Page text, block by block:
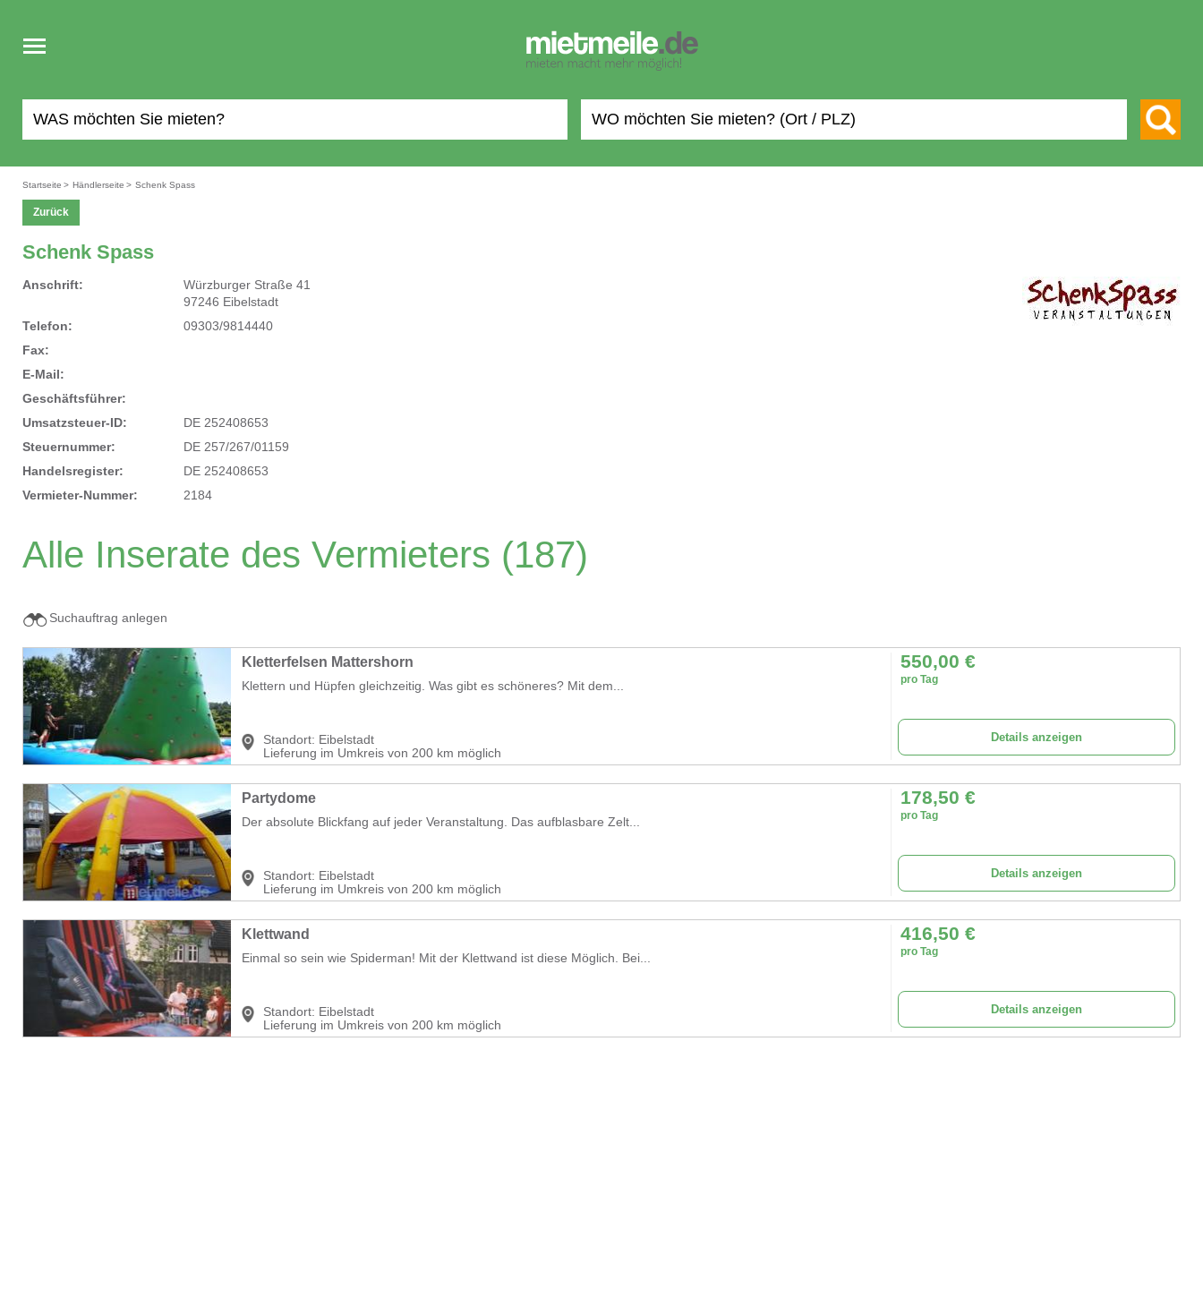
Toggle
navigation
Startseite > Händlerseite > Schenk Spass
Zurück
Schenk Spass
Anschrift:
Würzburger Straße 41
97246 Eibelstadt
Telefon:
0444189/30390
Fax:
E-Mail:
Geschäftsführer:
Umsatzsteuer-ID:
DE 252408653
Steuernummer:
95110/762/752 ED
Handelsregister:
DE 252408653
Vermieter-Nummer:
2184
Alle Inserate des Vermieters (187)
Suchauftrag anlegen
Kletterfelsen Mattershorn
Klettern und Hüpfen gleichzeitig. Was gibt es schöneres? Mit dem...
Standort: Eibelstadt
Lieferung im Umkreis von 200 km möglich
550,00 €
pro Tag
Details anzeigen
Partydome
Der absolute Blickfang auf jeder Veranstaltung. Das aufblasbare Zelt...
Standort: Eibelstadt
Lieferung im Umkreis von 200 km möglich
178,50 €
pro Tag
Details anzeigen
Klettwand
Einmal so sein wie Spiderman! Mit der Klettwand ist diese Möglich. Bei...
Standort: Eibelstadt
Lieferung im Umkreis von 200 km möglich
416,50 €
pro Tag
Details anzeigen